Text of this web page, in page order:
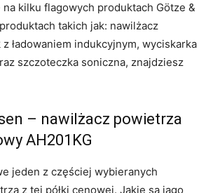
kilku flagowych produktach Götze &
takich jak: nawilżacz
ładowaniem indukcyjnym, wyciskarka
szczoteczka soniczna, znajdziesz
– nawilżacz powietrza
AH201KG
jeden z częściej wybieranych
z tej półki cenowej. Jakie są jago